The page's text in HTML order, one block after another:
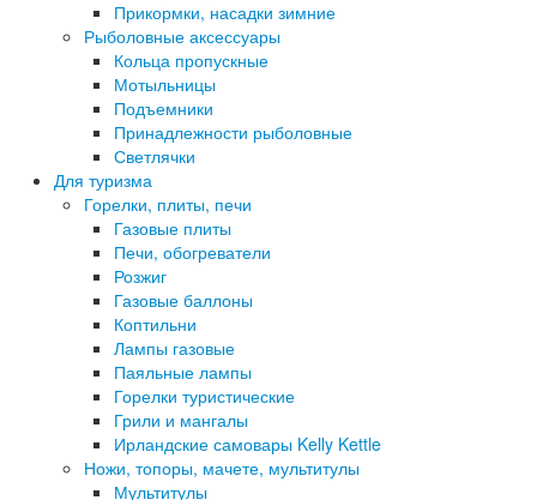
Прикормки, насадки зимние
Рыболовные аксессуары
Кольца пропускные
Мотыльницы
Подъемники
Принадлежности рыболовные
Светлячки
Для туризма
Горелки, плиты, печи
Газовые плиты
Печи, обогреватели
Розжиг
Газовые баллоны
Коптильни
Лампы газовые
Паяльные лампы
Горелки туристические
Грили и мангалы
Ирландские самовары Kelly Kettle
Ножи, топоры, мачете, мультитулы
Мультитулы